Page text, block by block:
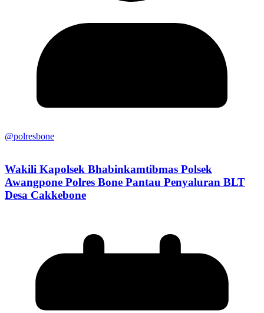
@polresbone
Wakili Kapolsek Bhabinkamtibmas Polsek
Awangpone Polres Bone Pantau Penyaluran BLT
Desa Cakkebone